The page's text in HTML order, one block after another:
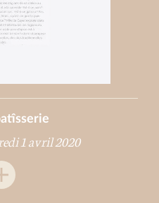
1 avril 2020